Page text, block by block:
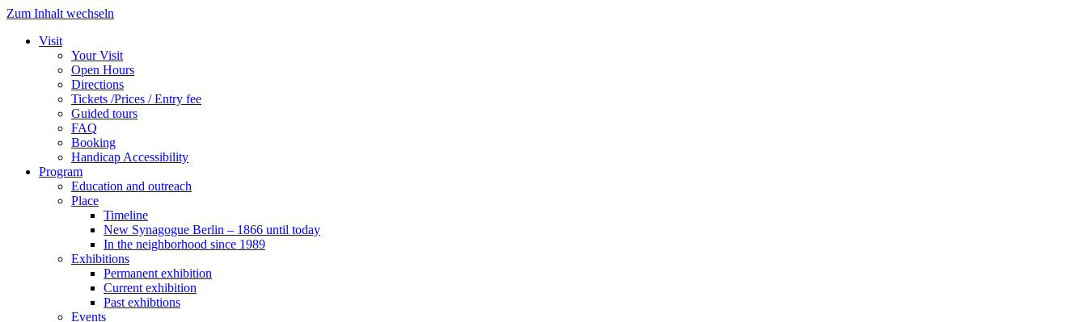
Zum Inhalt wechseln
Visit
Your Visit
Open Hours
Directions
Tickets /Prices / Entry fee
Guided tours
FAQ
Booking
Handicap Accessibility
Program
Education and outreach
Place
Timeline
New Synagogue Berlin – 1866 until today
In the neighborhood since 1989
Exhibitions
Permanent exhibition
Current exhibition
Past exhibtions
Events